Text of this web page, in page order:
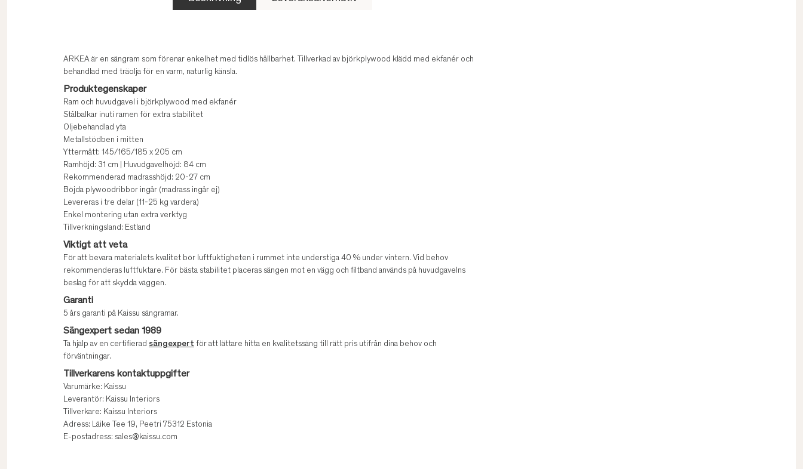
ARKEA är en sängram som förenar enkelhet med tidlös hållbarhet. Tillverkad av björkplywood klädd med ekfanér och
behandlad med träolja för en varm, naturlig känsla.
Produktegenskaper
Ram och huvudgavel i björkplywood med ekfanér
Stålbalkar inuti ramen för extra stabilitet
Oljebehandlad yta
Metallstödben i mitten
Yttermått: 145/165/185 x 205 cm
Ramhöjd: 31 cm | Huvudgavelhöjd: 84 cm
Rekommenderad madrasshöjd: 20-27 cm
Böjda plywoodribbor ingår (madrass ingår ej)
Levereras i tre delar (11-25 kg vardera)
Enkel montering utan extra verktyg
Tillverkningsland: Estland
Viktigt att veta
För att bevara materialets kvalitet bör luftfuktigheten i rummet inte understiga 40 % under vintern. Vid behov
rekommenderas luftfuktare. För bästa stabilitet placeras sängen mot en vägg och filtband används på huvudgavelns
beslag för att skydda väggen.
Garanti
5 års garanti på Kaissu sängramar.
Sängexpert sedan 1989
Ta hjälp av en certifierad sängexpert för att lättare hitta en kvalitetssäng till rätt pris utifrån dina behov och
förväntningar.
Tillverkarens kontaktuppgifter
Varumärke: Kaissu
Leverantör: Kaissu Interiors
Tillverkare: Kaissu Interiors
Adress: Läike Tee 19, Peetri 75312 Estonia
E-postadress: sales@kaissu.com